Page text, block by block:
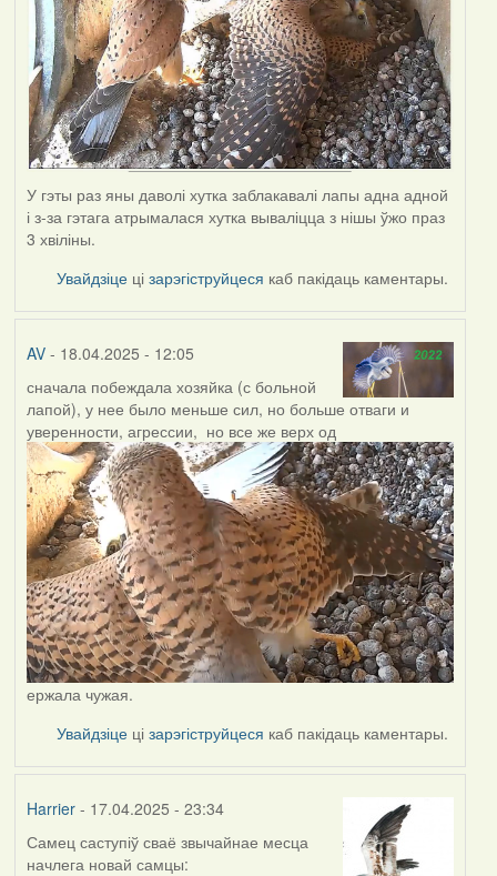
У гэты раз яны даволі хутка заблакавалі лапы адна адной
і з-за гэтага атрымалася хутка вываліцца з нішы ўжо праз
3 хвіліны.
Увайдзіце цізарэгіструйцеся каб пакідаць каментары.
AV- 18.04.2025 - 12:05
сначала побеждала хозяйка (с больной
лапой), у нее было меньше сил, но больше отваги и
уверенности, агрессии, но все же верх од
ержала чужая.
Увайдзіце цізарэгіструйцеся каб пакідаць каментары.
Harrier- 17.04.2025 - 23:34
Самец саступіў сваё звычайнае месца
начлега новай самцы: